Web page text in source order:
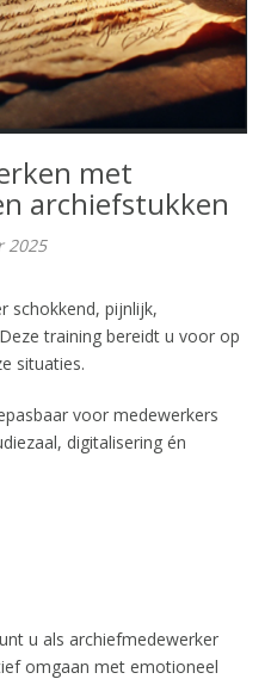
met
archiefstukken
2025
schokkend, pijnlijk,
training bereidt u voor op
situaties.
voor medewerkers
digitalisering én
u als archiefmedewerker
omgaan met emotioneel